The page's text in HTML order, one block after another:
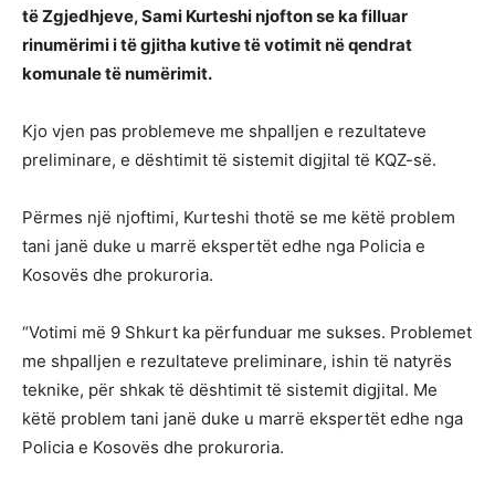
të Zgjedhjeve, Sami Kurteshi njofton se ka filluar
rinumërimi i të gjitha kutive të votimit në qendrat
komunale të numërimit.
Kjo vjen pas problemeve me shpalljen e rezultateve
preliminare, e dështimit të sistemit digjital të KQZ-së.
Përmes një njoftimi, Kurteshi thotë se me këtë problem
tani janë duke u marrë ekspertët edhe nga Policia e
Kosovës dhe prokuroria.
“Votimi më 9 Shkurt ka përfunduar me sukses. Problemet
me shpalljen e rezultateve preliminare, ishin të natyrës
teknike, për shkak të dështimit të sistemit digjital. Me
këtë problem tani janë duke u marrë ekspertët edhe nga
Policia e Kosovës dhe prokuroria.